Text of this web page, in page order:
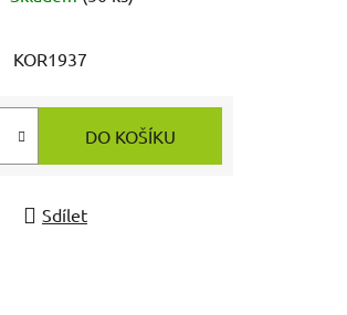
KOR1937
DO KOŠÍKU
Sdílet